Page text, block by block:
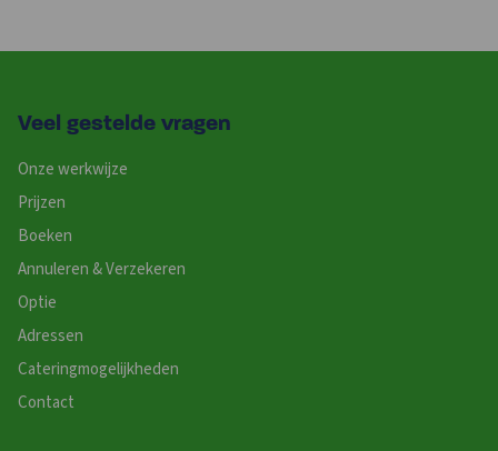
Veel gestelde vragen
Onze werkwijze
Prijzen
Boeken
Annuleren & Verzekeren
Optie
Adressen
Cateringmogelijkheden
Contact